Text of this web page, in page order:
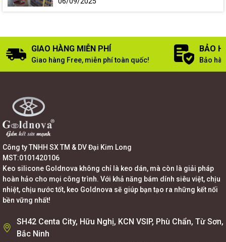
GIAO HÀNG MIỄN PHÍ
Giao hàng Free, miễn phí toàn quốc!
BẢO
Bảo
Công ty TNHH SX TM & DV Đại Kim Long
MST:0101420106
Keo silicone Goldnova không chỉ là keo dán, mà còn là giải pháp
hoàn hảo cho mọi công trình. Với khả năng bám dính siêu việt, chịu
nhiệt, chịu nước tốt, keo Goldnova sẽ giúp bạn tạo ra những kết nối
bền vững nhất!
SH42 Centa City, Hữu Nghị, KCN VSIP, Phù Chẩn, Từ Sơn,
Bắc Ninh